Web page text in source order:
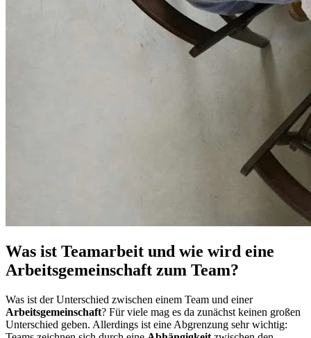
Was ist Teamarbeit und wie wird eine
Arbeitsgemeinschaft zum Team?
Was ist der Unterschied zwischen einem Team und einer
Arbeitsgemeinschaft? Für viele mag es da zunächst keinen großen
Unterschied geben. Allerdings ist eine Abgrenzung sehr wichtig: